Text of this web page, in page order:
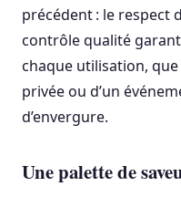
précédent : le respect
contrôle qualité
chaque utilisation,
privée ou d’un
d’envergure.
Une palette de